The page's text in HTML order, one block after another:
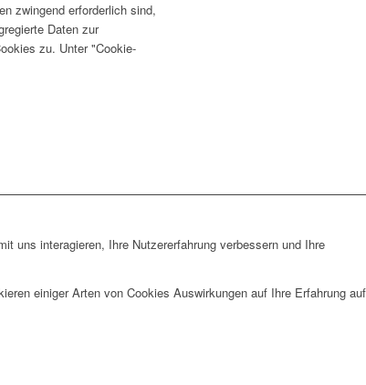
zwingend erforderlich sind,
Daten zur
zu. Unter "Cookie-
uns interagieren, Ihre Nutzererfahrung verbessern und Ihre
einiger Arten von Cookies Auswirkungen auf Ihre Erfahrung auf